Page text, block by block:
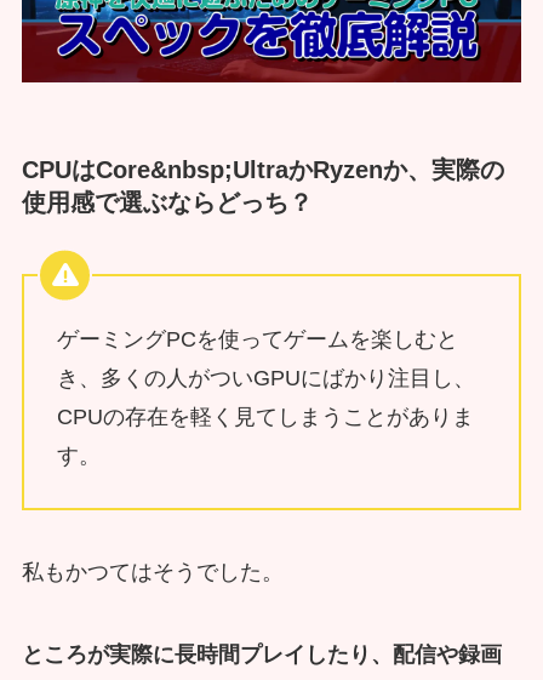
CPUはCore&nbsp;UltraかRyzenか、実際の
使用感で選ぶならどっち？
ゲーミングPCを使ってゲームを楽しむと
き、多くの人がついGPUにばかり注目し、
CPUの存在を軽く見てしまうことがありま
す。
私もかつてはそうでした。
ところが実際に長時間プレイしたり、配信や録画